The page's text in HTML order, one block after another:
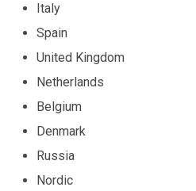
Italy
Spain
United Kingdom
Netherlands
Belgium
Denmark
Russia
Nordic